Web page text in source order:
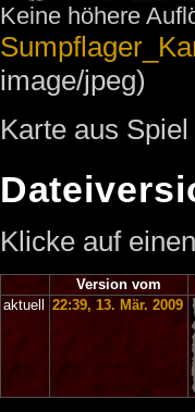
Keine höhere
image/jpeg)
Karte aus Spiel
Klicke auf
Version vom
aktuell
22:39, 13. Mär. 2009